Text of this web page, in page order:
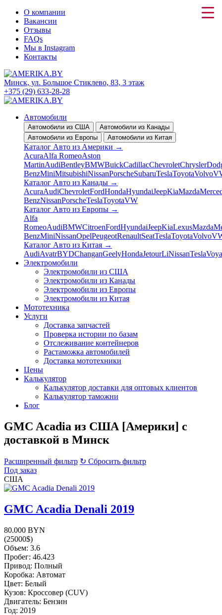
О компании
Вакансии
Отзывы
FAQs
Мы в Instagram
Контакты
Минск, ул. Большое Стиклево, 83, 3 этаж
+375 (29) 633-28-28
Автомобили
Автомобили из США
Автомобили из Канады
Автомобили из Европы
Автомобили из Китая
Каталог Авто из Америки →
AcuraAlfa RomeoAston
MartinAudiBentleyBMWBuickCadillacChevroletChrysler
BenzMiniMitsubishiNissanPorscheSubaruTeslaToyotaVolvo
Каталог Авто из Канады →
AcuraAudiChevroletFordHondaHyundaiJeepKiaMazda
BenzNissanPorscheTeslaToyotaVW
Каталог Авто из Европы →
Alfa
RomeoAudiBMWCitroenFordHyundaiJeepKiaLexusMazda
BenzMiniNissanOpelPeugeotRenaultSeatTeslaToyotaVolvo
Каталог Авто из Китая →
AudiAvatrBYDChanganGeelyHondaJetourLiNissanTesla
Электромобили
Электромобили из США
Электромобили из Канады
Электромобили из Европы
Электромобили из Китая
Мототехника
Услуги
Доставка запчастей
Проверка истории по базам
Отслеживание контейнеров
Растаможка автомобилей
Доставка мототехники
Цены
Калькулятор
Калькулятор доставки для оптовых клиентов
Калькулятор таможни
Блог
GMC Acadia из США [Америки] с
доставкой в Минск
Расширенный фильтр ↻ Сбросить фильтр
Под заказ
США
GMC Acadia Denali 2019
80.000 BYN
(25000$)
Объем: 3.6
Пробег: 46.423
Привод: Полный
Коробка: Автомат
Цвет: Белый
Кузов: Кроссовер (CUV)
Двигатель: Бензин
Год: 2019